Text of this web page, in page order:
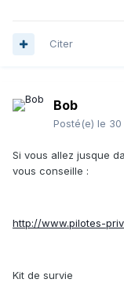
Citer
Bob
Posté(e) le 30
Si vous allez jusque
vous conseille :
http://www.pilotes-
Kit de survie